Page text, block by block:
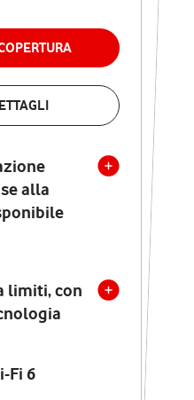
alla
limiti, con
Fi 6
LA COPERTURA
attivazione
base alla
disponibile
limiti, con
tecnologia
con Wi-Fi 7
illimitate verso
e mobili